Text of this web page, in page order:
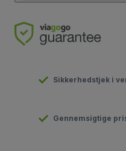
Sikkerhedstjek i
Gennemsigtige